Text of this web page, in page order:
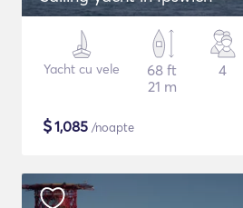
Yacht cu vele
68 ft
21 m
4
$1,085 /noapte